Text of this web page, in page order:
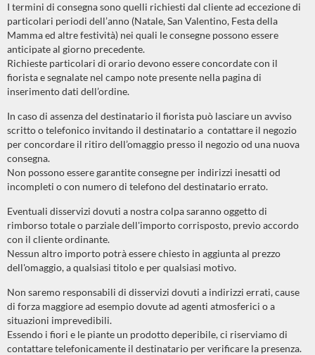
I termini di consegna sono quelli richiesti dal cliente ad eccezione di
particolari periodi dell’anno (Natale, San Valentino, Festa della
Mamma ed altre festività) nei quali le consegne possono essere
anticipate al giorno precedente.
Richieste particolari di orario devono essere concordate con il
fiorista e segnalate nel campo note presente nella pagina di
inserimento dati dell’ordine.
In caso di assenza del destinatario il fiorista può lasciare un avviso
scritto o telefonico invitando il destinatario a contattare il negozio
per concordare il ritiro dell’omaggio presso il negozio od una nuova
consegna.
Non possono essere garantite consegne per indirizzi inesatti od
incompleti o con numero di telefono del destinatario errato.
Eventuali disservizi dovuti a nostra colpa saranno oggetto di
rimborso totale o parziale dell'importo corrisposto, previo accordo
con il cliente ordinante.
Nessun altro importo potrà essere chiesto in aggiunta al prezzo
dell'omaggio, a qualsiasi titolo e per qualsiasi motivo.
Non saremo responsabili di disservizi dovuti a indirizzi errati, cause
di forza maggiore ad esempio dovute ad agenti atmosferici o a
situazioni imprevedibili.
Essendo i fiori e le piante un prodotto deperibile, ci riserviamo di
contattare telefonicamente il destinatario per verificare la presenza.